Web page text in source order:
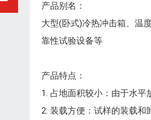
产品别名：
大型(卧式)冷热冲击箱、温
靠性试验设备等
产品特点：
1. 占地面积较小：由于水
2. 装载方便：试样的装载